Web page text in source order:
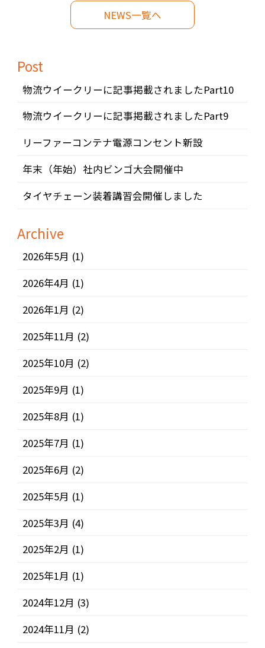
NEWS一覧へ
Post
物流ウイークリーに記事掲載されましたPart10
物流ウイークリーに記事掲載されましたPart9
リーファーコンテナ電源コンセント新設
年末（年始）社内ビンゴ大会開催中
タイヤチェーン装着講習会開催しました
Archive
2026年5月 (1)
2026年4月 (1)
2026年1月 (2)
2025年11月 (2)
2025年10月 (2)
2025年9月 (1)
2025年8月 (1)
2025年7月 (1)
2025年6月 (2)
2025年5月 (1)
2025年3月 (4)
2025年2月 (1)
2025年1月 (1)
2024年12月 (3)
2024年11月 (2)